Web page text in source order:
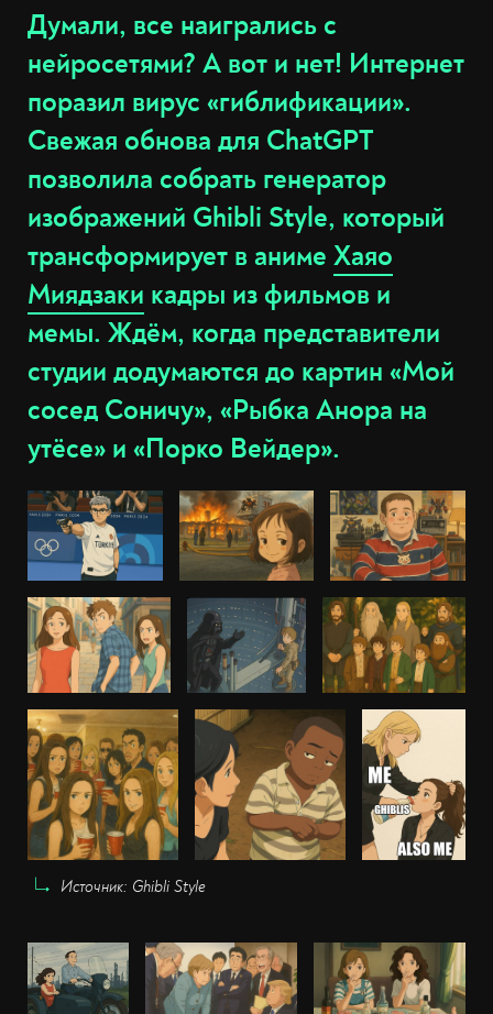
Думали, все наигрались с
нейросетями? А вот и нет! Интернет
поразил вирус «гиблификации».
Свежая обнова для ChatGPT
позволила собрать генератор
изображений Ghibli Style, который
трансформирует в аниме Хаяо
Миядзаки кадры из фильмов и
мемы. Ждём, когда представители
студии додумаются до картин «Мой
сосед Соничу», «Рыбка Анора на
утёсе» и «Порко Вейдер».
Источник: Ghibli Style